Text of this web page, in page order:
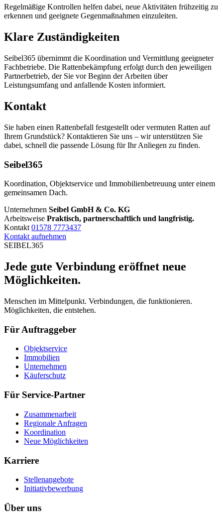
Regelmäßige Kontrollen helfen dabei, neue Aktivitäten frühzeitig zu
erkennen und geeignete Gegenmaßnahmen einzuleiten.
Klare Zuständigkeiten
Seibel365 übernimmt die Koordination und Vermittlung geeigneter
Fachbetriebe. Die Rattenbekämpfung erfolgt durch den jeweiligen
Partnerbetrieb, der Sie vor Beginn der Arbeiten über
Leistungsumfang und anfallende Kosten informiert.
Kontakt
Sie haben einen Rattenbefall festgestellt oder vermuten Ratten auf
Ihrem Grundstück? Kontaktieren Sie uns – wir unterstützen Sie
dabei, schnell die passende Lösung für Ihr Anliegen zu finden.
Seibel365
Koordination, Objektservice und Immobilienbetreuung unter einem
gemeinsamen Dach.
Unternehmen Seibel GmbH & Co. KG
Arbeitsweise Praktisch, partnerschaftlich und langfristig.
Kontakt 01578 7773437
Kontakt aufnehmen
SEIBEL365
Jede gute Verbindung eröffnet neue
Möglichkeiten.
Menschen im Mittelpunkt. Verbindungen, die funktionieren.
Möglichkeiten, die entstehen.
Für Auftraggeber
Objektservice
Immobilien
Unternehmen
Käuferschutz
Für Service-Partner
Zusammenarbeit
Regionale Anfragen
Koordination
Neue Möglichkeiten
Karriere
Stellenangebote
Initiativbewerbung
Über uns